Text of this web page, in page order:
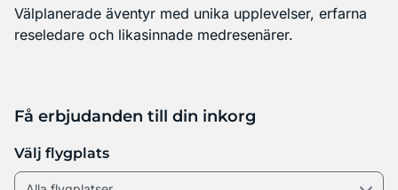
Välplanerade äventyr med unika upplevelser, erfarna
reseledare och likasinnade medresenärer.
Få erbjudanden till din inkorg
Välj flygplats